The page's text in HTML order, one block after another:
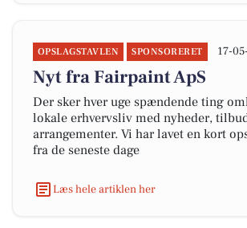
OPSLAGSTAVLEN SPONSORERET 17-
Nyt fra Fairpaint ApS
Der sker hver uge spændende ting
lokale erhvervsliv med nyheder,
arrangementer. Vi har lavet en kort
fra de seneste dage
Læs hele artiklen her